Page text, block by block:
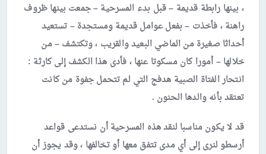
، بينها رابطة قديمة – قبل بدء المسرحية – جمعت بينها ظروف
راهنة ، فأخذت – بفعل عوامل قديمة ومستجدة – تستعيد
أحداثا صغيرة من الماضي البعيد والقريب ، وتكتشف – من
خلالها – أمورا كان مسكوتا عنها ، فأدى هذا الكشف إلى كارثة :
انتحار الفتاة الصبية هدفج التي لم تتحمل جفوة من كانت
تعتقد بأنه والدها الحنون .
قد لا يكون مناسبا لنقد هذه المسرحية أن نستدعى قواعد
أرسطو لنرى إلى أي مدى تتفق معها أو تخالفها ، وقد يجوز أن